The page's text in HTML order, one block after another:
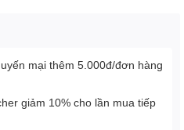
mại thêm 5.000đ/đơn hàng
giảm 10% cho lần mua tiếp